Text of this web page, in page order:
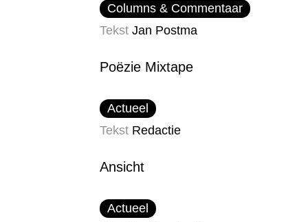
Columns & Commentaar
Tekst Jan Postma
Poëzie Mixtape
Actueel
Tekst Redactie
Ansicht
Actueel